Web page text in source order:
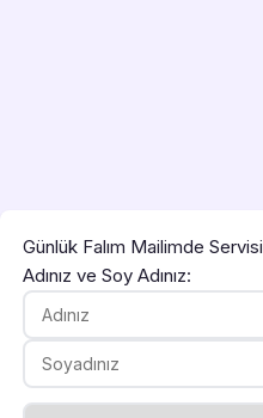
Günlük Falım Mailimde Servisi
Adınız ve Soy Adınız: